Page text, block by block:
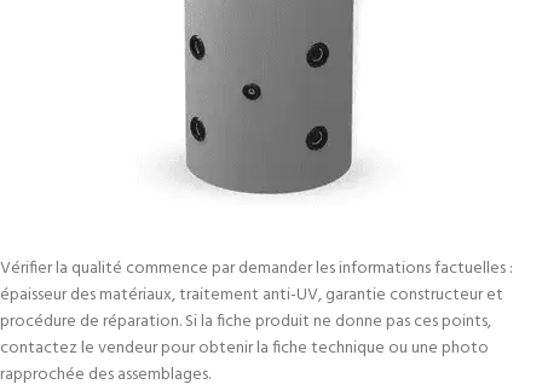
Vérifier la qualité commence par demander les informations factuelles :
épaisseur des matériaux, traitement anti-UV, garantie constructeur et
procédure de réparation. Si la fiche produit ne donne pas ces points,
contactez le vendeur pour obtenir la fiche technique ou une photo
rapprochée des assemblages.